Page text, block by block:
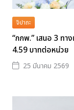
จิปาถะ
“กกพ.” เสนอ 3 ท
4.59 บาทต่อหน่วย
25 มีนาคม 2569